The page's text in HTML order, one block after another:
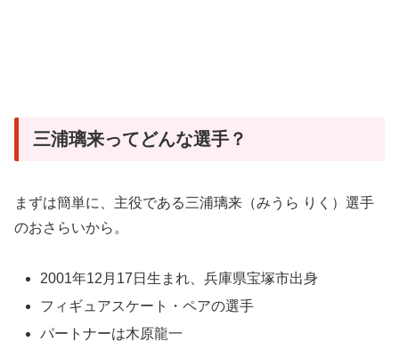
三浦璃来ってどんな選手？
まずは簡単に、主役である三浦璃来（みうら りく）選手
のおさらいから。
2001年12月17日生まれ、兵庫県宝塚市出身
フィギュアスケート・ペアの選手
パートナーは木原龍一